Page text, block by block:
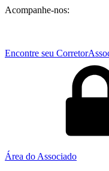
Acompanhe-nos:
Encontre seu Corretor
Área do Associado